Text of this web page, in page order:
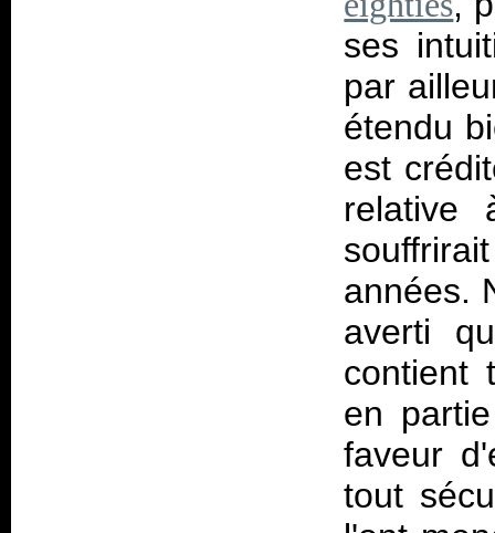
ses
par
étendu
est
relative
années.
averti
contient
en
faveur
tout